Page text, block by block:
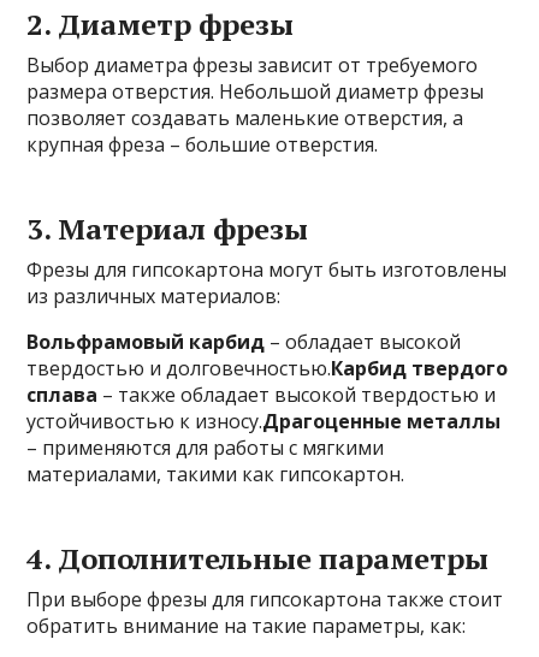
2. Диаметр фрезы
Выбор диаметра фрезы зависит от требуемого
размера отверстия. Небольшой диаметр фрезы
позволяет создавать маленькие отверстия, а
крупная фреза – большие отверстия.
3. Материал фрезы
Фрезы для гипсокартона могут быть изготовлены
из различных материалов:
Вольфрамовый карбид – обладает высокой
твердостью и долговечностью.Карбид твердого
сплава – также обладает высокой твердостью и
устойчивостью к износу.Драгоценные металлы
– применяются для работы с мягкими
материалами, такими как гипсокартон.
4. Дополнительные параметры
При выборе фрезы для гипсокартона также стоит
обратить внимание на такие параметры, как: